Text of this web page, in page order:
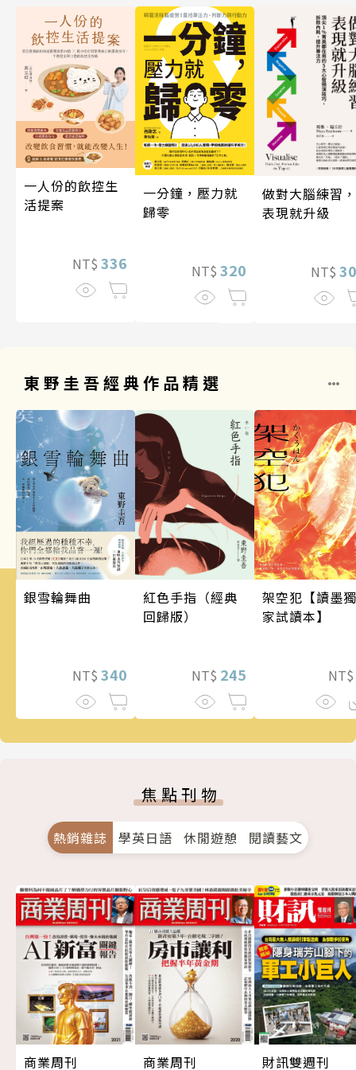
一人份的飲控生
活提案
NT$ 336
一分鐘，壓力就
歸零
NT$ 320
做對大腦練習，
表現就升級
NT$
東野圭吾經典作品精選
銀雪輪舞曲
NT$ 340
紅色手指（經典
回歸版）
NT$ 245
架空犯【讀墨獨
家試讀本】
NT$
焦點刊物
熱銷雜誌 學英日語 休閒遊憩 閱讀藝文
商業周刊
商業周刊
財訊雙週刊